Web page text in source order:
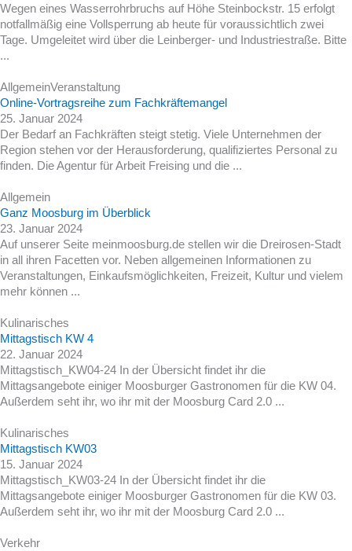
Wegen eines Wasserrohrbruchs auf Höhe Steinbockstr. 15 erfolgt
notfallmäßig eine Vollsperrung ab heute für voraussichtlich zwei
Tage. Umgeleitet wird über die Leinberger- und Industriestraße. Bitte
...
AllgemeinVeranstaltung
Online-Vortragsreihe zum Fachkräftemangel
25. Januar 2024
Der Bedarf an Fachkräften steigt stetig. Viele Unternehmen der
Region stehen vor der Herausforderung, qualifiziertes Personal zu
finden. Die Agentur für Arbeit Freising und die ...
Allgemein
Ganz Moosburg im Überblick
23. Januar 2024
Auf unserer Seite meinmoosburg.de stellen wir die Dreirosen-Stadt
in all ihren Facetten vor. Neben allgemeinen Informationen zu
Veranstaltungen, Einkaufsmöglichkeiten, Freizeit, Kultur und vielem
mehr können ...
Kulinarisches
Mittagstisch KW 4
22. Januar 2024
Mittagstisch_KW04-24 In der Übersicht findet ihr die
Mittagsangebote einiger Moosburger Gastronomen für die KW 04.
Außerdem seht ihr, wo ihr mit der Moosburg Card 2.0 ...
Kulinarisches
Mittagstisch KW03
15. Januar 2024
Mittagstisch_KW03-24 In der Übersicht findet ihr die
Mittagsangebote einiger Moosburger Gastronomen für die KW 03.
Außerdem seht ihr, wo ihr mit der Moosburg Card 2.0 ...
Verkehr